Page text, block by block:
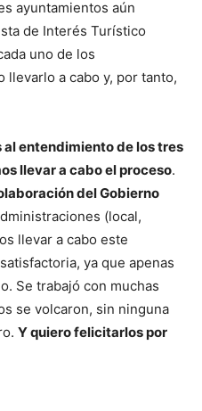
ayuntamientos aún
de Interés Turístico
uno de los
llevarlo a cabo y, por tanto,
al entendimiento de los tres
llevar a cabo el proceso.
del Gobierno
(local,
llevar a cabo este
ya que apenas
Se trabajó con muchas
se volcaron, sin ninguna
Y quiero felicitarlos por